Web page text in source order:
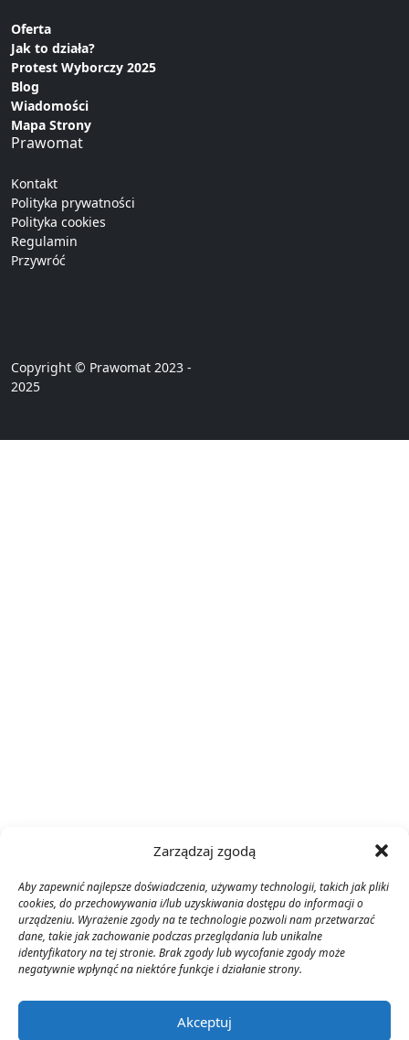
Zarządzaj zgodą
Aby zapewnić najlepsze doświadczenia, używamy technologii, takich jak pliki
cookies, do przechowywania i/lub uzyskiwania dostępu do informacji o
urządzeniu. Wyrażenie zgody na te technologie pozwoli nam przetwarzać
dane, takie jak zachowanie podczas przeglądania lub unikalne
identyfikatory na tej stronie. Brak zgody lub wycofanie zgody może
negatywnie wpłynąć na niektóre funkcje i działanie strony.
Akceptuj
Oferta
Jak to działa?
Protest Wyborczy 2025
Blog
Wiadomości
Mapa Strony
Prawomat
Kontakt
Polityka prywatności
Polityka cookies
Regulamin
Przywróć
Copyright © Prawomat 2023 -
2025